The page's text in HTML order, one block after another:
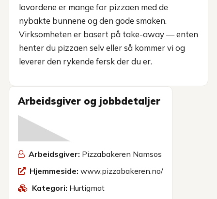
lovordene er mange for pizzaen med de
nybakte bunnene og den gode smaken.
Virksomheten er basert på take-away — enten
henter du pizzaen selv eller så kommer vi og
leverer den rykende fersk der du er.
Arbeidsgiver og jobbdetaljer
Arbeidsgiver: Pizzabakeren Namsos
Hjemmeside: www.pizzabakeren.no/
Kategori: Hurtigmat